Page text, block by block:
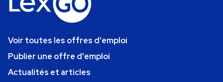
Voir toutes les offres d'emploi
Publier une offre d'emploi
Actualités et articles